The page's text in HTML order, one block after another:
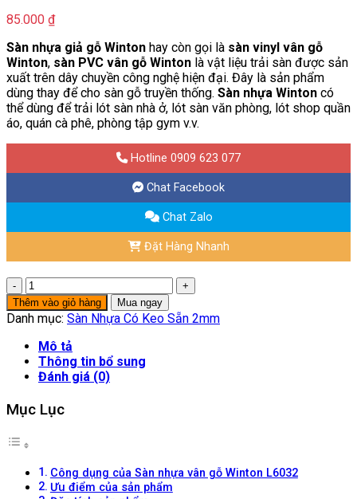
85.000 ₫
Sàn nhựa giả gỗ Winton hay còn gọi là sàn vinyl vân gỗ
Winton, sàn PVC vân gỗ Winton là vật liệu trải sàn được sản
xuất trên dây chuyền công nghệ hiện đại. Đây là sản phẩm
dùng thay để cho sàn gỗ truyền thống. Sàn nhựa Winton có
thể dùng để trải lót sàn nhà ở, lót sàn văn phòng, lót shop quần
áo, quán cà phê, phòng tập gym v.v.
Hotline 0909 623 077
Chat Facebook
Chat Zalo
Đặt Hàng Nhanh
Sàn
Nhựa
Vân
Winton
L6032
số
Thêm vào giỏ hàng Mua ngay
Danh mục: Sàn Nhựa Có Keo Sẵn 2mm
Mô tả
Thông tin bổ sung
Đánh giá (0)
Mục Lục
Công dụng của Sàn nhựa vân gỗ Winton L6032
Ưu điểm của sản phẩm